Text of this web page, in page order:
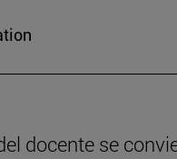
docente se